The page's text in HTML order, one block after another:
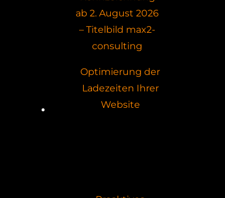
Optimierung der
Ladezeiten Ihrer
Website